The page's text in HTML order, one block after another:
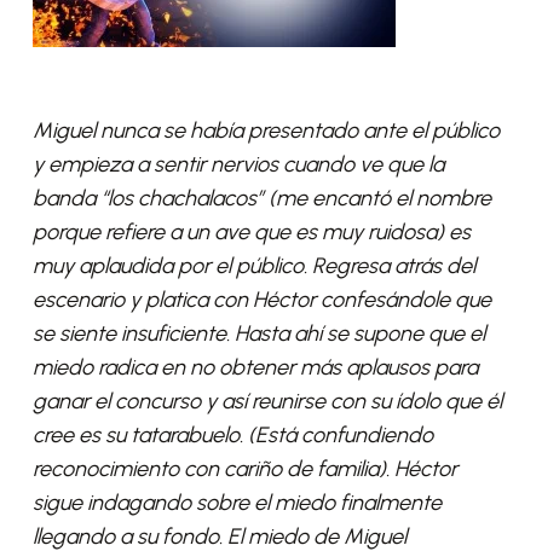
Miguel nunca se había presentado ante el público
y empieza a sentir nervios cuando ve que la
banda “los chachalacos” (me encantó el nombre
porque refiere a un ave que es muy ruidosa) es
muy aplaudida por el público. Regresa atrás del
escenario y platica con Héctor confesándole que
se siente insuficiente. Hasta ahí se supone que el
miedo radica en no obtener más aplausos para
ganar el concurso y así reunirse con su ídolo que él
cree es su tatarabuelo. (Está confundiendo
reconocimiento con cariño de familia). Héctor
sigue indagando sobre el miedo finalmente
llegando a su fondo. El miedo de Miguel